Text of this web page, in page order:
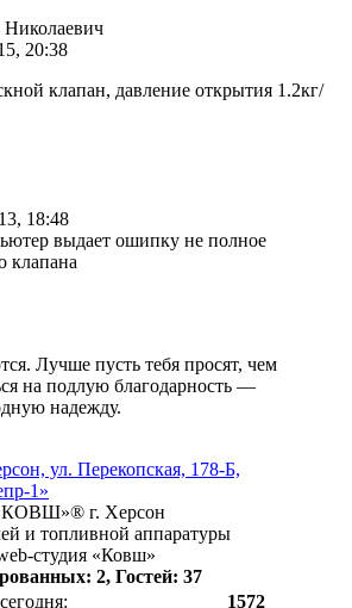
, 20:38
клапан, давление открытия 1.2кг/
, 18:48
выдает ошипку не полное
клапана
Лучше пусть тебя просят, чем
на подлую благодарность —
надежду.
ул. Перекопская, 178-Б,
1»
г. Херсон
и топливной аппаратуры
студия «Ковш»
2, Гостей: 37
1572